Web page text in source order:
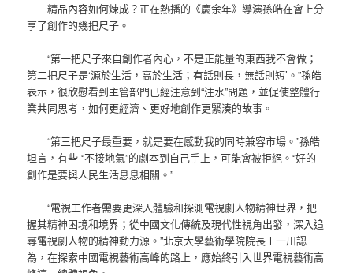
精品內容如何煉成？正在熱播的《慶余年》導演孫皓在會上分
享了創作的幾把尺子。
“第一把尺子來自創作者內心，不是正能量的東西我不會做；
第二把尺子是‘源於生活，高於生活；有話則長，無話則短’。”孫皓
表示，很欣慰看到主管部門已經注意到“注水”問題，並促使整體行
業共同思考，如何更經濟、更好地創作更緊湊的故事。
“第三把尺子最重要，就是要在感動我的同時兼容市場。”孫皓
坦言，有些 “不接地氣”的劇本到自己手上，可能會被拒絕。“好的
創作是要與人民生活息息相關。”
“電視工作者需要更深入體驗和探測電視劇人物精神世界，把
握其精神困境和境界；從中國文化傳統及現代性視角出發，深入追
尋電視劇人物的精神動力源。”北京大學藝術學院院長王一川認
為，在探索中國電視藝術高峰的路上，應始終引入世界電視藝術高